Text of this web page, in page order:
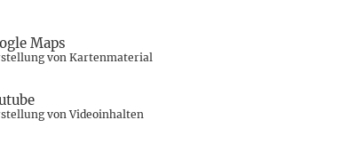
Maps
von Kartenmaterial
von Videoinhalten